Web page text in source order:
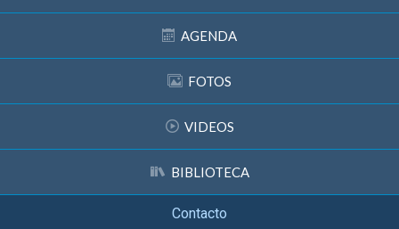
AGENDA
FOTOS
VIDEOS
BIBLIOTECA
Contacto